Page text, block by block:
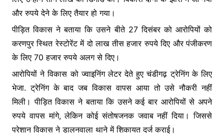
और रुपये देने के लिए तैयार हो गया।
पीड़ित विकास ने बताया कि उसने बीते 27 दिसंबर को आरोपियों को
करणपुर स्थित रेस्टोरेंट में दो लाख तीस हजार रुपये दिए और पंजीकरण
के लिए 70 हजार रुपये अलग से दिए।
आरोपियों ने विकास को ज्वाइनिंग लेटर देते हुए चंडीगढ़ ट्रेनिंग के लिए
भेजा. ट्रेनिंग के बाद जब विकास वापस आया तो उसे नौकरी नहीं
मिली। पीड़ित विकास ने बताया कि उसने कई बार आरोपियों से अपने
रुपये वापस मांगे, लेकिन कोई संतोषजनक जवाब नहीं दिया। जिससे
परेशान विकास ने डालनवाला थाने में शिकायत दर्ज कराई।